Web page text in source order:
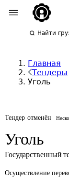
Найти
Главная
Тендеры
Уголь
Тендер отменён
Уголь
Государственный
Осуществление